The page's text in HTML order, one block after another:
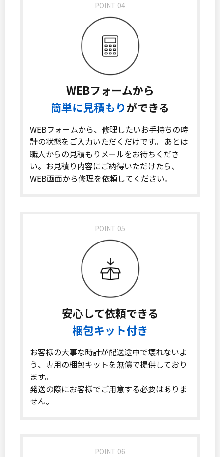
POINT 04
WEBフォームから
簡単に見積もりができる
WEBフォームから、修理したいお手持ちの時
計の状態をご入力いただくだけです。 あとは
職人からの見積もりメールをお待ちくださ
い。お見積り内容にご納得いただけたら、
WEB画面から修理を依頼してください。
POINT 05
安心して依頼できる
梱包キット付き
お客様の大事な時計が配送途中で壊れないよ
う、専用の梱包キットを無償で提供しており
ます。
発送の際にお客様でご用意する必要はありま
せん。
POINT 06